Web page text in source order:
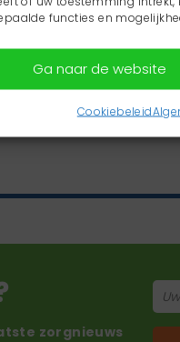
functies en
Ga naar de website
Cookiebeleid
zorgnieuws